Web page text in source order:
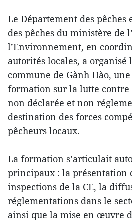
Le Département des pêches
des pêches du ministère de
l’Environnement, en
autorités locales, a organisé
commune de Gành Hào, une
formation sur la lutte contre
non déclarée et non
destination des forces
pêcheurs locaux.
La formation s’articulait
principaux : la présentation
inspections de la CE, la
réglementations dans le
ainsi que la mise en œuvre